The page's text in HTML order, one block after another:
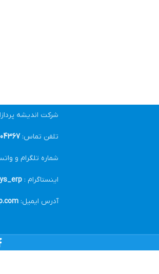
شرکت اندیشه
تلفن تماس:021
شماره تلگرام و
اینستاگرام :
آدرس ایمیل: